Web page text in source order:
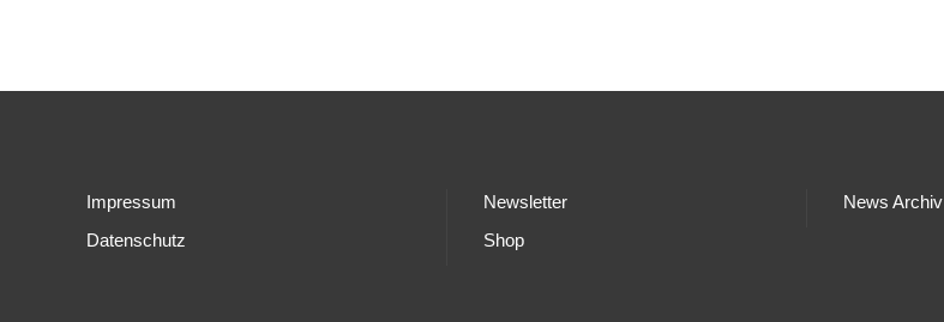
Impressum
Datenschutz
Newsletter
Shop
News Archiv